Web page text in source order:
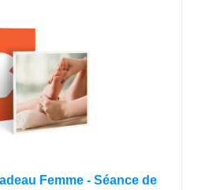
Femme - Séance de